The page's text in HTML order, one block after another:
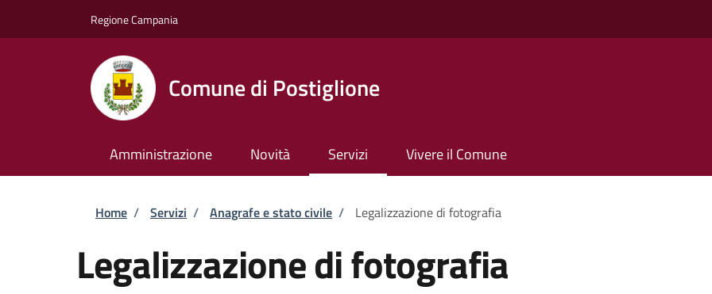
Regione Campania
Comune di Postiglione
Amministrazione Novità Servizi Vivere il Comune
Briciole di pane
Home / Servizi / Anagrafe e stato civile / Legalizzazione di fotografia
Legalizzazione di fotografia